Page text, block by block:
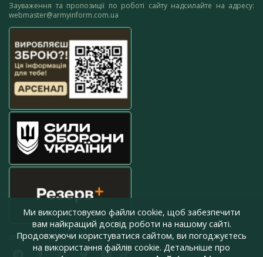
Зауваження та пропозиції по роботі сайту надсилайте на адресу:
webmaster@armyinform.com.ua
press@armyinform.com.ua
Ми використовуємо файли cookie, щоб забезпечити
вам найкращий досвід роботи на нашому сайті.
Продовжуючи користуватися сайтом, ви погоджуєтесь
на використання файлів cookie. Детальніше про